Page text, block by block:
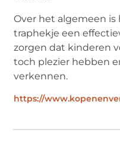
Over het algemeen
traphekje een
zorgen dat kinderen
toch plezier hebben
verkennen.
https://